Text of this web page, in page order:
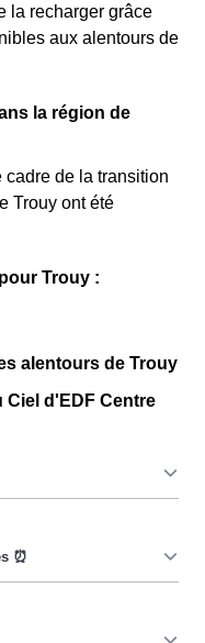
la recharger grâce
aux alentours de
la région de
de la transition
Trouy ont été
Trouy :
alentours de Trouy
Ciel d'EDF Centre
Trouy ou ailleurs. 💡